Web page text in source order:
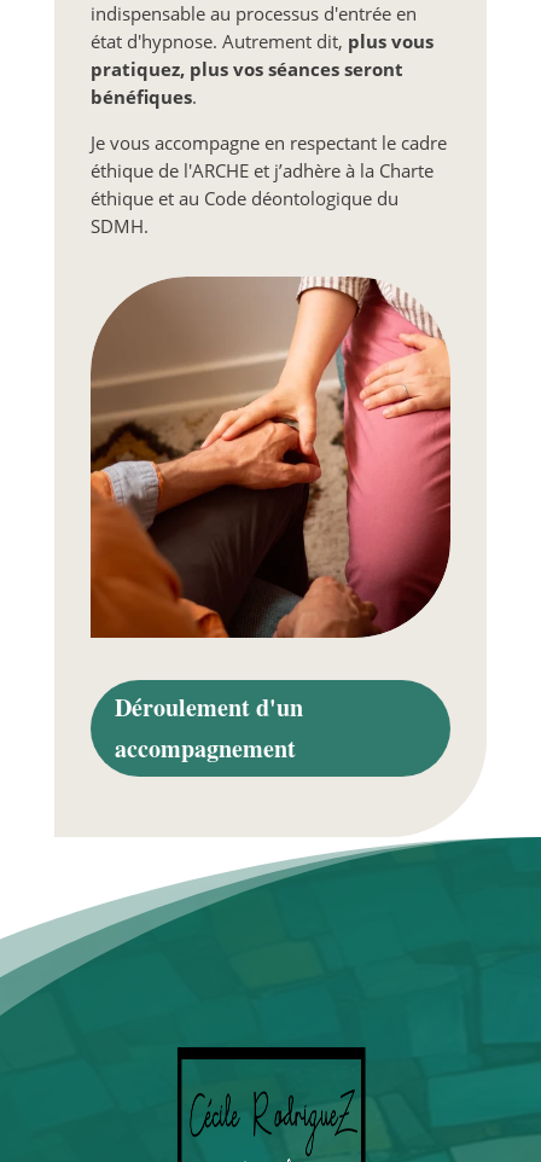
indispensable au processus d'entrée en
état d'hypnose. Autrement dit, plus vous
pratiquez, plus vos séances seront
bénéfiques.
Je vous accompagne en respectant le cadre
éthique de l'ARCHE et j’adhère à la Charte
éthique et au Code déontologique du
SDMH.
Déroulement d'un
accompagnement